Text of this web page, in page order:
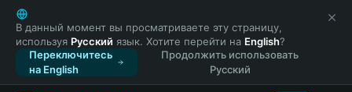
English
日本語
Tiếng Việt
Русский
Español (Latinoamérica)
В данный момент вы просматриваете эту страницу,
используя Русский язык. Хотите перейти на English?
Переключитесь
на English
Продолжить использовать
Русский